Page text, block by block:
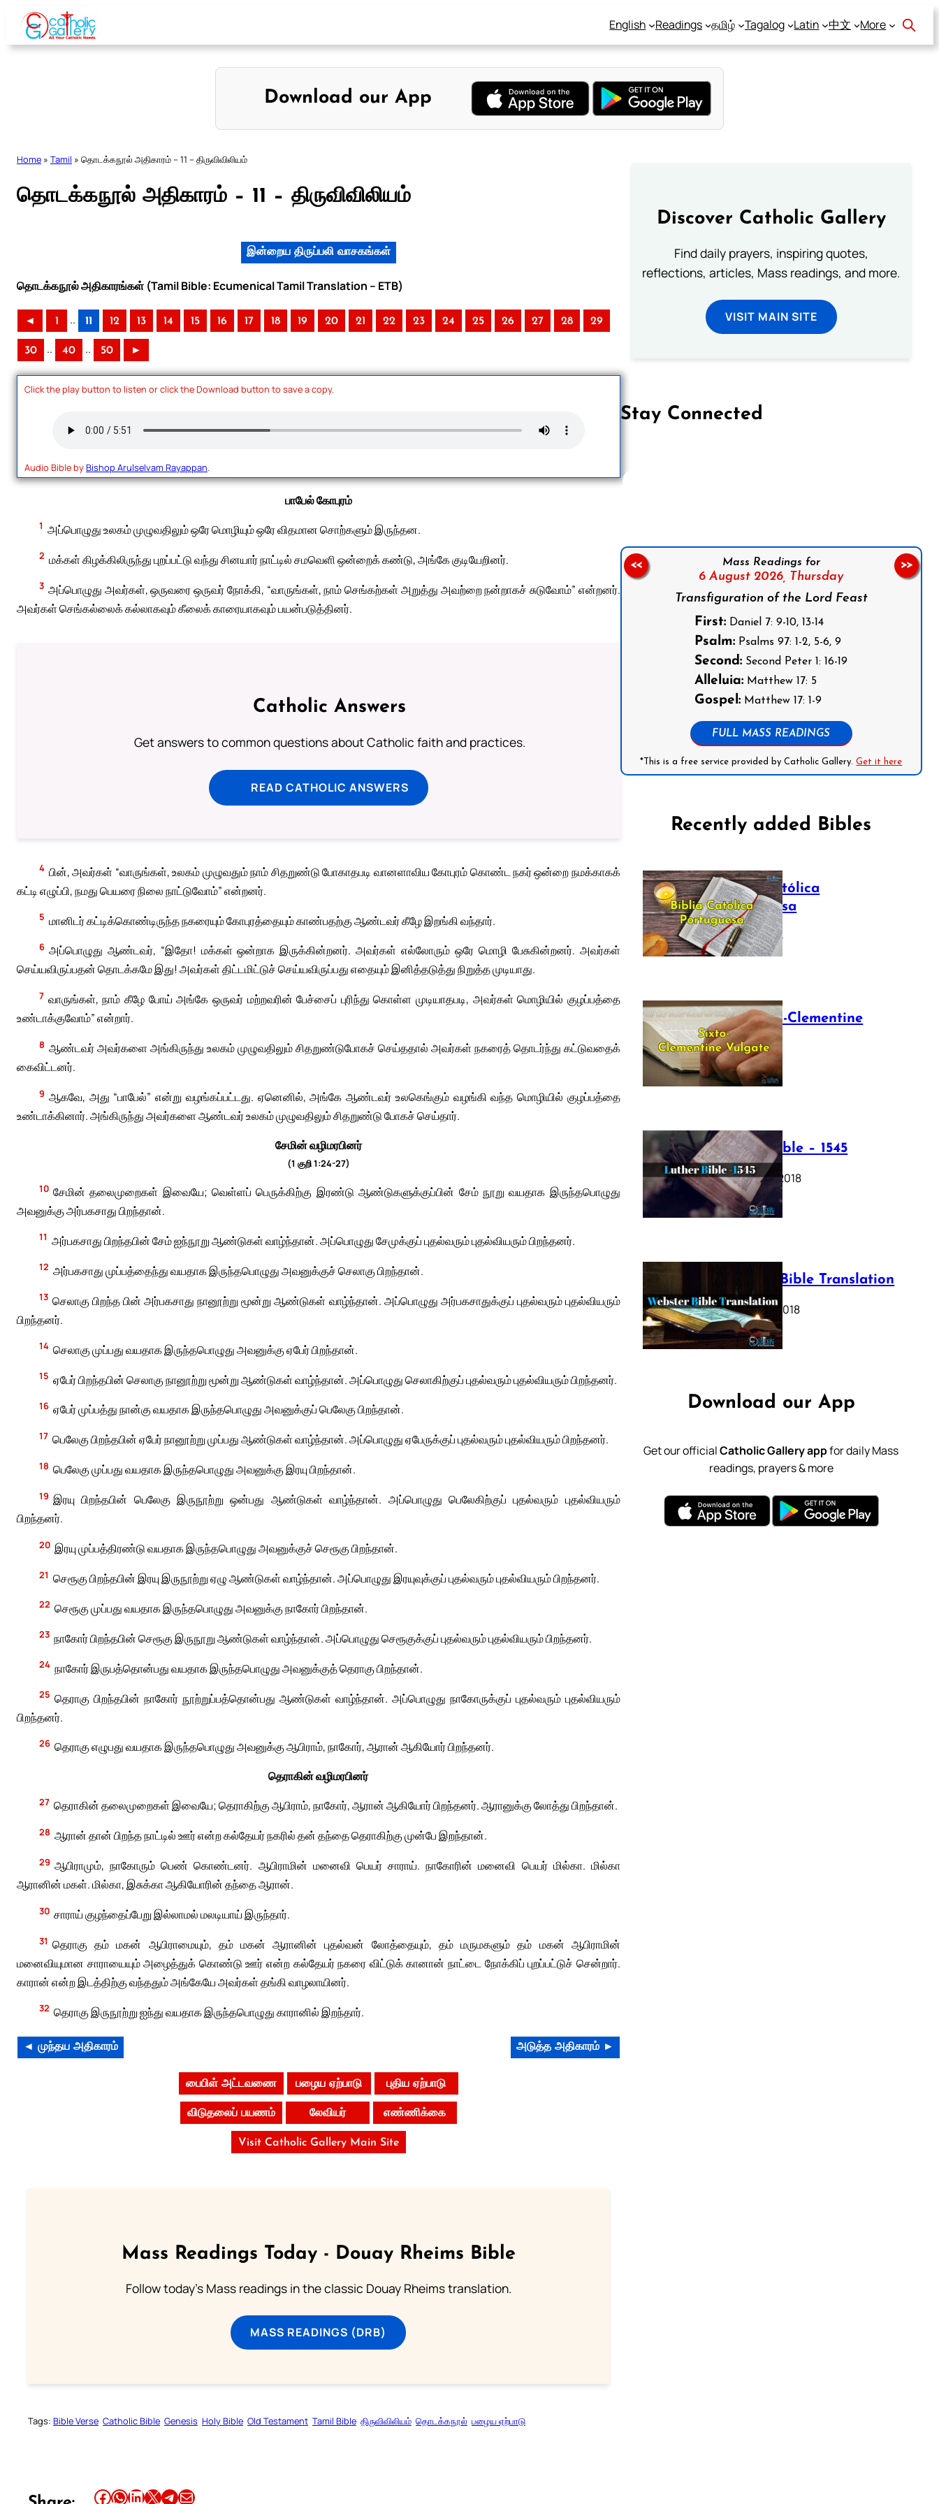
Skip
content
English Readings தமிழ் Tagalog Latin 中文 More
Download our App
Home » Tamil » தொடக்கநூல் அதிகாரம் – 11 – திருவிவிலியம்
தொடக்கநூல் அதிகாரம் – 11 – திருவிவிலியம்
இன்றைய திருப்பலி வாசகங்கள்
தொடக்கநூல் அதிகாரங்கள் (Tamil Bible: Ecumenical Tamil Translation – ETB)
◄ 1 .. 11 12 13 14 15 16 17 18 19 20 21 22 23 24 25 26 27 28 29
30 .. 40 .. 50 ►
Click the play button to listen or click the Download button to save a copy.
Audio Bible byBishop Arulselvam Rayappan.
பாபேல் கோபுரம்
1 அப்பொழுது உலகம் முழுவதிலும் ஒரே மொழியும் ஒரே விதமான சொற்களும் இருந்தன.
2 மக்கள் கிழக்கிலிருந்து புறப்பட்டு வந்து சினயார் நாட்டில் சமவெளி ஒன்றைக் கண்டு, அங்கே குடியேறினர்.
3 அப்பொழுது அவர்கள், ஒருவரை ஒருவர் நோக்கி, “வாருங்கள், நாம் செங்கற்கள் அறுத்து அவற்றை நன்றாகச் சுடுவோம்” என்றனர்.
அவர்கள் செங்கல்லைக் கல்லாகவும் கீலைக் காரையாகவும் பயன்படுத்தினர்.
Catholic Answers
Get answers to common questions about Catholic faith and practices.
READ CATHOLIC ANSWERS
4 பின், அவர்கள் “வாருங்கள், உலகம் முழுவதும் நாம் சிதறுண்டு போகாதபடி வானளாவிய கோபுரம் கொண்ட நகர் ஒன்றை நமக்காகக்
கட்டி எழுப்பி, நமது பெயரை நிலை நாட்டுவோம்” என்றனர்.
5 மானிடர் கட்டிக்கொண்டிருந்த நகரையும் கோபுரத்தையும் காண்பதற்கு ஆண்டவர் கீழே இறங்கி வந்தார்.
6 அப்பொழுது ஆண்டவர், “இதோ! மக்கள் ஒன்றாக இருக்கின்றனர். அவர்கள் எல்லோரும் ஒரே மொழி பேசுகின்றனர். அவர்கள்
செய்யவிருப்பதன் தொடக்கமே இது! அவர்கள் திட்டமிட்டுச் செய்யவிருப்பது எதையும் இனித்தடுத்து நிறுத்த முடியாது.
7 வாருங்கள், நாம் கீழே போய் அங்கே ஒருவர் மற்றவரின் பேச்சைப் புரிந்து கொள்ள முடியாதபடி, அவர்கள் மொழியில் குழப்பத்தை
உண்டாக்குவோம்” என்றார்.
8 ஆண்டவர் அவர்களை அங்கிருந்து உலகம் முழுவதிலும் சிதறுண்டுபோகச் செய்ததால் அவர்கள் நகரைத் தொடர்ந்து கட்டுவதைக்
கைவிட்டனர்.
9 ஆகவே, அது “பாபேல்” என்று வழங்கப்பட்டது. ஏனெனில், அங்கே ஆண்டவர் உலகெங்கும் வழங்கி வந்த மொழியில் குழப்பத்தை
உண்டாக்கினார். அங்கிருந்து அவர்களை ஆண்டவர் உலகம் முழுவதிலும் சிதறுண்டு போகச் செய்தார்.
சேமின் வழிமரபினர்
(1 குறி 1:24-27)
10 சேமின் தலைமுறைகள் இவையே; வெள்ளப் பெருக்கிற்கு இரண்டு ஆண்டுகளுக்குப்பின் சேம் நூறு வயதாக இருந்தபொழுது
அவனுக்கு அர்பகசாது பிறந்தான்.
11 அர்பகசாது பிறந்தபின் சேம் ஐந்நூறு ஆண்டுகள் வாழ்ந்தான். அப்பொழுது சேமுக்குப் புதல்வரும் புதல்வியரும் பிறந்தனர்.
12 அர்பகசாது முப்பத்தைந்து வயதாக இருந்தபொழுது அவனுக்குச் செலாகு பிறந்தான்.
13 செலாகு பிறந்த பின் அர்பகசாது நானூற்று மூன்று ஆண்டுகள் வாழ்ந்தான். அப்பொழுது அர்பகசாதுக்குப் புதல்வரும் புதல்வியரும்
பிறந்தனர்.
14 செலாகு முப்பது வயதாக இருந்தபொழுது அவனுக்கு ஏபேர் பிறந்தான்.
15 ஏபேர் பிறந்தபின் செலாகு நானூற்று மூன்று ஆண்டுகள் வாழ்ந்தான். அப்பொழுது செலாகிற்குப் புதல்வரும் புதல்வியரும் பிறந்தனர்.
16 ஏபேர் முப்பத்து நான்கு வயதாக இருந்தபொழுது அவனுக்குப் பெலேகு பிறந்தான்.
17 பெலேகு பிறந்தபின் ஏபேர் நானூற்று முப்பது ஆண்டுகள் வாழ்ந்தான். அப்பொழுது ஏபேருக்குப் புதல்வரும் புதல்வியரும் பிறந்தனர்.
18 பெலேகு முப்பது வயதாக இருந்தபொழுது அவனுக்கு இரயு பிறந்தான்.
19 இரயு பிறந்தபின் பெலேகு இருநூற்று ஒன்பது ஆண்டுகள் வாழ்ந்தான். அப்பொழுது பெலேகிற்குப் புதல்வரும் புதல்வியரும்
பிறந்தனர்.
20 இரயு முப்பத்திரண்டு வயதாக இருந்தபொழுது அவனுக்குச் செரூகு பிறந்தான்.
21 செரூகு பிறந்தபின் இரயு இருநூற்று ஏழு ஆண்டுகள் வாழ்ந்தான். அப்பொழுது இரயுவுக்குப் புதல்வரும் புதல்வியரும் பிறந்தனர்.
22 செரூகு முப்பது வயதாக இருந்தபொழுது அவனுக்கு நாகோர் பிறந்தான்.
23 நாகோர் பிறந்தபின் செரூகு இருநூறு ஆண்டுகள் வாழ்ந்தான். அப்பொழுது செரூகுக்குப் புதல்வரும் புதல்வியரும் பிறந்தனர்.
24 நாகோர் இருபத்தொன்பது வயதாக இருந்தபொழுது அவனுக்குத் தெராகு பிறந்தான்.
25 தெராகு பிறந்தபின் நாகோர் நூற்றுப்பத்தொன்பது ஆண்டுகள் வாழ்ந்தான். அப்பொழுது நாகோருக்குப் புதல்வரும் புதல்வியரும்
பிறந்தனர்.
26 தெராகு எழுபது வயதாக இருந்தபொழுது அவனுக்கு ஆபிராம், நாகோர், ஆரான் ஆகியோர் பிறந்தனர்.
தெராகின் வழிமரபினர்
27 தெராகின் தலைமுறைகள் இவையே; தெராகிற்கு ஆபிராம், நாகோர், ஆரான் ஆகியோர் பிறந்தனர். ஆரானுக்கு லோத்து பிறந்தான்.
28 ஆரான் தான் பிறந்த நாட்டில் ஊர் என்ற கல்தேயர் நகரில் தன் தந்தை தெராகிற்கு முன்பே இறந்தான்.
29 ஆபிராமும், நாகோரும் பெண் கொண்டனர். ஆபிராமின் மனைவி பெயர் சாராய். நாகோரின் மனைவி பெயர் மில்கா. மில்கா
ஆரானின் மகள். மில்கா, இசுக்கா ஆகியோரின் தந்தை ஆரான்.
30 சாராய் குழந்தைப்பேறு இல்லாமல் மலடியாய் இருந்தார்.
31 தெராகு தம் மகன் ஆபிராமையும், தம் மகன் ஆரானின் புதல்வன் லோத்தையும், தம் மருமகளும் தம் மகன் ஆபிராமின்
மனைவியுமான சாராயையும் அழைத்துக் கொண்டு ஊர் என்ற கல்தேயர் நகரை விட்டுக் கானான் நாட்டை நோக்கிப் புறப்பட்டுச் சென்றார்.
காரான் என்ற இடத்திற்கு வந்ததும் அங்கேயே அவர்கள் தங்கி வாழலாயினர்.
32 தெராகு இருநூற்று ஐந்து வயதாக இருந்தபொழுது காரானில் இறந்தார்.
◄ முந்தய அதிகாரம் அடுத்த அதிகாரம் ►
பைபிள் அட்டவணை பழைய ஏற்பாடு புதிய ஏற்பாடு
விடுதலைப் பயணம் லேவியர் எண்ணிக்கை
Visit Catholic Gallery Main Site
Mass Readings Today - Douay Rheims Bible
Follow today's Mass readings in the classic Douay Rheims translation.
MASS READINGS (DRB)
Tags: Bible Verse Catholic Bible Genesis Holy Bible Old Testament Tamil Bible திருவிவிலியம் தொடக்கநூல் பழைய ஏற்பாடு
Share this article on Facebook Share this article on WhatsApp Share this article on LinkedIn Share this article on X Share this article on TelegramEmail this Article
Discover Catholic Gallery
Find daily prayers, inspiring quotes,
reflections, articles, Mass readings, and more.
VISIT MAIN SITE
Stay Connected
Follow us on Facebook
Mass Readings for
6 August 2026, Thursday
Transfiguration of the Lord Feast
First: Daniel 7: 9-10, 13-14
Psalm: Psalms 97: 1-2, 5-6, 9
Second: Second Peter 1: 16-19
Alleluia: Matthew 17: 5
Gospel: Matthew 17: 1-9
FULL MASS READINGS
*This is a free service provided by Catholic Gallery.Get it here
<< >>
Recently added Bibles
Bíblia Católica
Portuguesa
July 16, 2025
The Sixto-Clementine
Vulgate
July 12, 2025
Luther Bible – 1545
October 17, 2018
Webster Bible Translation
October 11, 2018
Download our App
Get our officialCatholic Gallery appfor daily Mass
readings, prayers & more